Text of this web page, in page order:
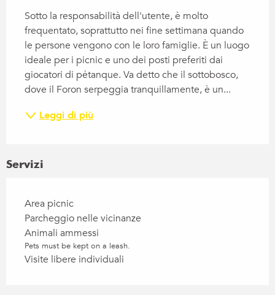
Sotto la responsabilità dell'utente, è molto
frequentato, soprattutto nei fine settimana quando
le persone vengono con le loro famiglie. È un luogo
ideale per i picnic e uno dei posti preferiti dai
giocatori di pétanque. Va detto che il sottobosco,
dove il Foron serpeggia tranquillamente, è un...
Leggi di più
Servizi
Area picnic
Parcheggio nelle vicinanze
Animali ammessi
Pets must be kept on a leash.
Visite libere individuali